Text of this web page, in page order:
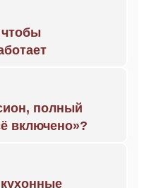
полный
включено»?
кухонные